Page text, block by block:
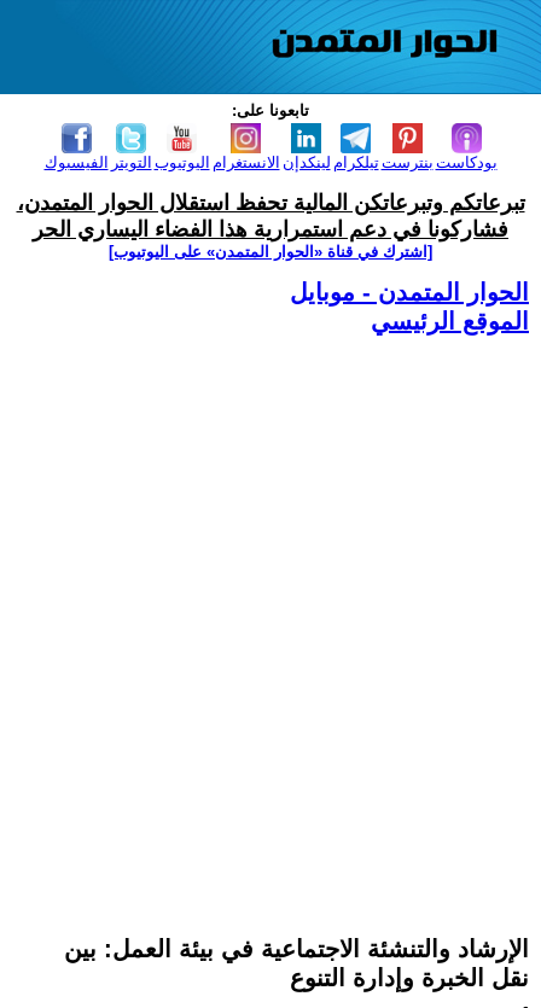
تابعونا على:
الفيسبوك التويتر اليوتيوب الانستغرام لينكدإن تيلكرامبنترست بودكاست
تبرعاتكم وتبرعاتكن المالية تحفظ استقلال الحوار المتمدن،
فشاركونا في دعم استمرارية هذا الفضاء اليساري الحر
[اشترك في قناة ‫«الحوار المتمدن» على اليوتيوب]
الحوار المتمدن - موبايل
الموقع الرئيسي
الإرشاد والتنشئة الاجتماعية في بيئة العمل: بين
نقل الخبرة وإدارة التنوع